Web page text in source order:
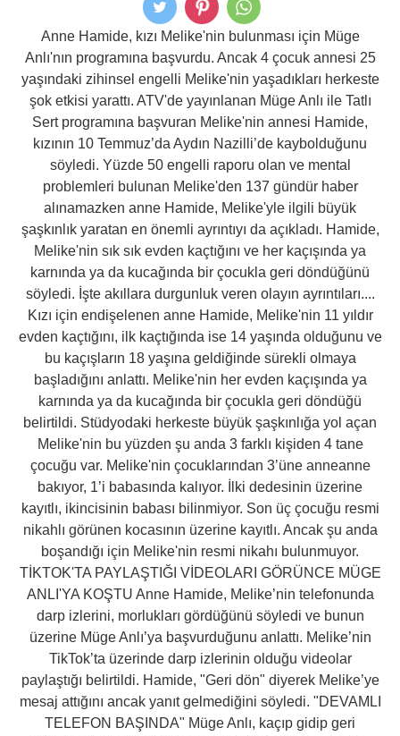
Anne Hamide, kızı Melike'nin bulunması için Müge
Anlı'nın programına başvurdu. Ancak 4 çocuk annesi 25
yaşındaki zihinsel engelli Melike'nin yaşadıkları herkeste
şok etkisi yarattı. ATV'de yayınlanan Müge Anlı ile Tatlı
Sert programına başvuran Melike'nin annesi Hamide,
kızının 10 Temmuz’da Aydın Nazilli’de kaybolduğunu
söyledi. Yüzde 50 engelli raporu olan ve mental
problemleri bulunan Melike'den 137 gündür haber
alınamazken anne Hamide, Melike'yle ilgili büyük
şaşkınlık yaratan en önemli ayrıntıyı da açıkladı. Hamide,
Melike'nin sık sık evden kaçtığını ve her kaçışında ya
karnında ya da kucağında bir çocukla geri döndüğünü
söyledi. İşte akıllara durgunluk veren olayın ayrıntıları....
Kızı için endişelenen anne Hamide, Melike'nin 11 yıldır
evden kaçtığını, ilk kaçtığında ise 14 yaşında olduğunu ve
bu kaçışların 18 yaşına geldiğinde sürekli olmaya
başladığını anlattı. Melike'nin her evden kaçışında ya
karnında ya da kucağında bir çocukla geri döndüğü
belirtildi. Stüdyodaki herkeste büyük şaşkınlığa yol açan
Melike'nin bu yüzden şu anda 3 farklı kişiden 4 tane
çocuğu var. Melike'nin çocuklarından 3’üne anneanne
bakıyor, 1’i babasında kalıyor. İlki dedesinin üzerine
kayıtlı, ikincisinin babası bilinmiyor. Son üç çocuğu resmi
nikahlı görünen kocasının üzerine kayıtlı. Ancak şu anda
boşandığı için Melike'nin resmi nikahı bulunmuyor.
TİKTOK'TA PAYLAŞTIĞI VİDEOLARI GÖRÜNCE MÜGE
ANLI'YA KOŞTU Anne Hamide, Melike’nin telefonunda
darp izlerini, morlukları gördüğünü söyledi ve bunun
üzerine Müge Anlı’ya başvurduğunu anlattı. Melike’nin
TikTok’ta üzerinde darp izlerinin olduğu videolar
paylaştığı belirtildi. Hamide, "Geri dön" diyerek Melike’ye
mesaj attığını ancak yanıt gelmediğini söyledi. "DEVAMLI
TELEFON BAŞINDA" Müge Anlı, kaçıp gidip geri